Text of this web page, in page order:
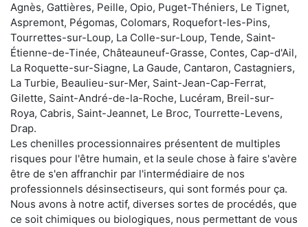
Agnès, Gattières, Peille, Opio, Puget-Théniers, Le Tignet,
Aspremont, Pégomas, Colomars, Roquefort-les-Pins,
Tourrettes-sur-Loup, La Colle-sur-Loup, Tende, Saint-
Étienne-de-Tinée, Châteauneuf-Grasse, Contes, Cap-d'Ail,
La Roquette-sur-Siagne, La Gaude, Cantaron, Castagniers,
La Turbie, Beaulieu-sur-Mer, Saint-Jean-Cap-Ferrat,
Gilette, Saint-André-de-la-Roche, Lucéram, Breil-sur-
Roya, Cabris, Saint-Jeannet, Le Broc, Tourrette-Levens,
Drap.
Les chenilles processionnaires présentent de multiples
risques pour l'être humain, et la seule chose à faire s'avère
être de s'en affranchir par l'intermédiaire de nos
professionnels désinsectiseurs, qui sont formés pour ça.
Nous avons à notre actif, diverses sortes de procédés, que
ce soit chimiques ou biologiques, nous permettant de vous